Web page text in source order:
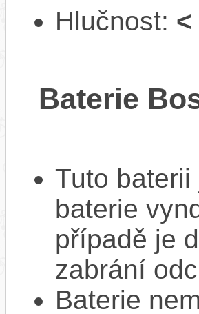
Hlučnost: <
Baterie
Tuto
baterie
případě je
zabrání
Baterie